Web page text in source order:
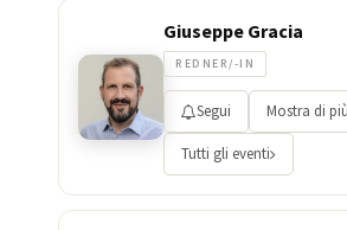
Giuseppe Gracia
REDNER/-IN
Segui Mostra di più
Tutti gli eventi